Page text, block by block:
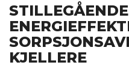
KJELLERE